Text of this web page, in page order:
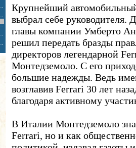
Крупнейший
выбрал себе руководителя.
главы компании Умберто
решил передать бразды
директоров легендарной
Монтедземоло. С его
большие надежды. Ведь
возглавив Ferrari 30 лет
благодаря активному
В Италии Монтедземоло
Ferrari, но и как